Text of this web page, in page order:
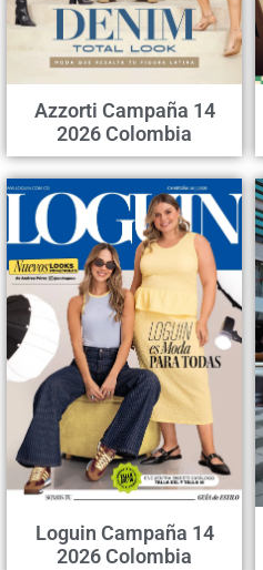
Azzorti Campaña 14
2026 Colombia
Loguin Campaña 14
2026 Colombia